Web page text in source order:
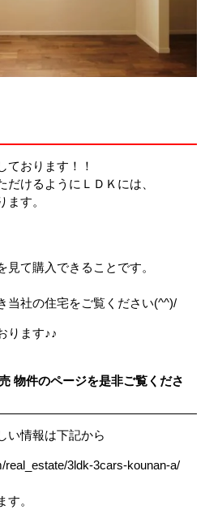
ております！！
けるようにＬＤＫには、
す。
て購入できることです。
当社の住宅をご覧ください(^^)/
ります♪♪
物件のページを是非ご覧くださ
い情報は下記から
real_estate/3ldk-3cars-kounan-a/
。